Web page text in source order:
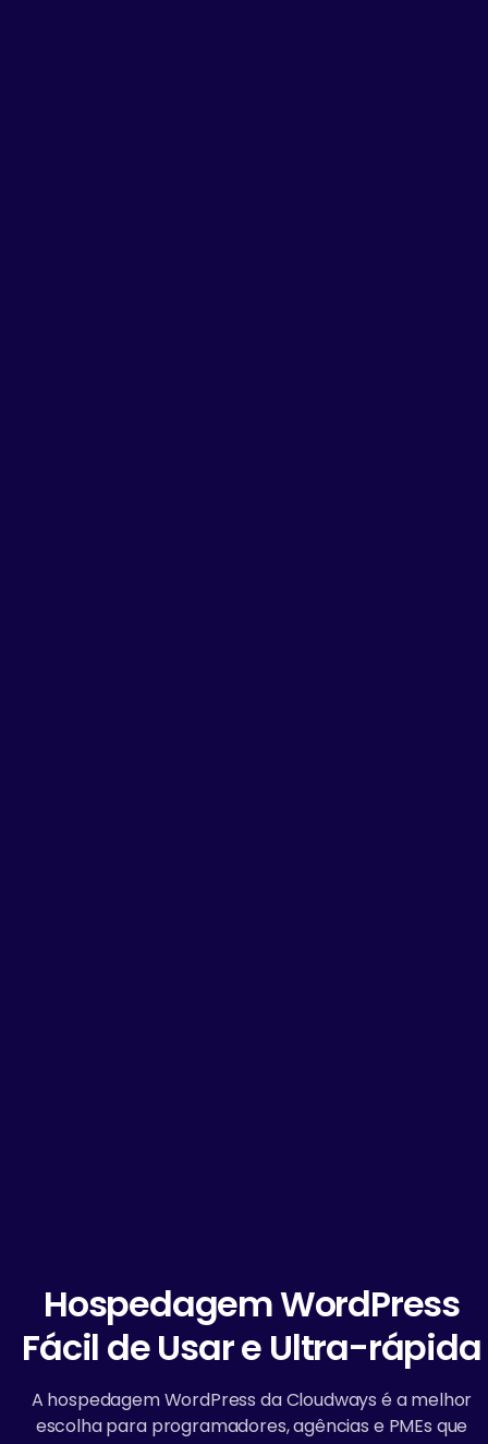
Hospedagem WordPress
Fácil de Usar e Ultra-rápida
A hospedagem WordPress da Cloudways é a melhor
escolha para programadores, agências e PMEs que